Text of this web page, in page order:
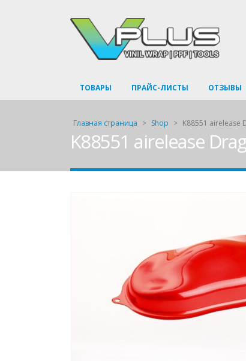
ТОВАРЫ ПРАЙС-ЛИСТЫ ОТЗЫВЫ
Главная страница > Shop > K88551 airelease
K88551 airelease